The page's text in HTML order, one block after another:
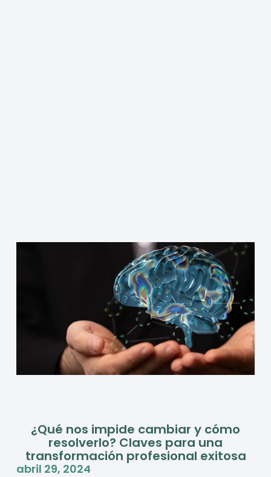
¿Qué nos impide cambiar y cómo
resolverlo? Claves para una
transformación profesional exitosa
abril 29, 2024